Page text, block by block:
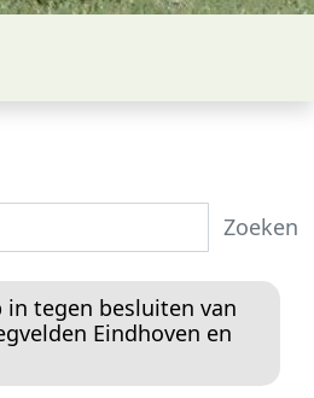
in tegen besluiten van
Eindhoven en